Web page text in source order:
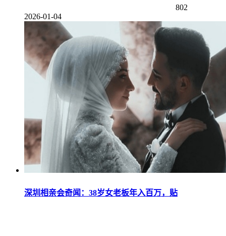
802
2026-01-04
深圳相亲会奇闻：38岁女老板年入百万，贴